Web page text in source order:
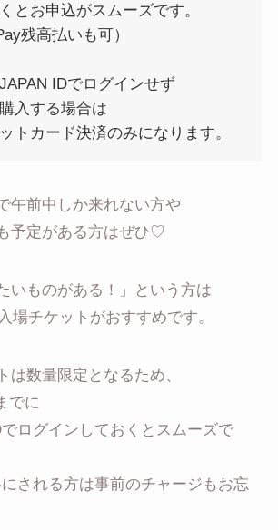
とお申込がスムーズです。
残高払いも可）
IDでログインせず
入する場合は
トカード決済のみになります。
午前中しか来れない方や
予定がある方はぜひ♡
いものがある！」という方は
場チケットがおすすめです。
は数量限定となるため、
でに
ログインしておくとスムーズで
される方は事前のチャージもお忘